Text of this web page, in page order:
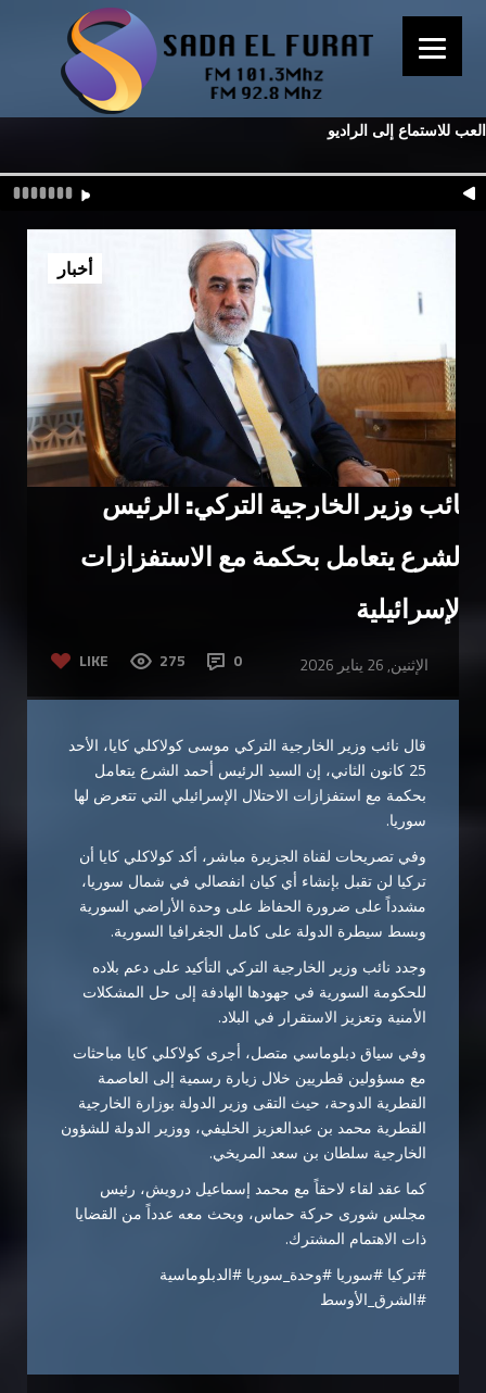
العب للاستماع إلى الراديو
نائب وزير الخارجية التركي: الرئيس
الشرع يتعامل بحكمة مع الاستفزازات
الإسرائيلية
LIKE 275 0 الإثنين, 26 يناير 2026
أخبار
قال نائب وزير الخارجية التركي موسى كولاكلي كايا، الأحد
25 كانون الثاني، إن السيد الرئيس أحمد الشرع يتعامل
بحكمة مع استفزازات الاحتلال الإسرائيلي التي تتعرض لها
سوريا.
وفي تصريحات لقناة الجزيرة مباشر، أكد كولاكلي كايا أن
تركيا لن تقبل بإنشاء أي كيان انفصالي في شمال سوريا،
مشدداً على ضرورة الحفاظ على وحدة الأراضي السورية
وبسط سيطرة الدولة على كامل الجغرافيا السورية.
وجدد نائب وزير الخارجية التركي التأكيد على دعم بلاده
للحكومة السورية في جهودها الهادفة إلى حل المشكلات
الأمنية وتعزيز الاستقرار في البلاد.
وفي سياق دبلوماسي متصل، أجرى كولاكلي كايا مباحثات
مع مسؤولين قطريين خلال زيارة رسمية إلى العاصمة
القطرية الدوحة، حيث التقى وزير الدولة بوزارة الخارجية
القطرية محمد بن عبدالعزيز الخليفي، ووزير الدولة للشؤون
الخارجية سلطان بن سعد المريخي.
كما عقد لقاء لاحقاً مع محمد إسماعيل درويش، رئيس
مجلس شورى حركة حماس، وبحث معه عدداً من القضايا
ذات الاهتمام المشترك.
#تركيا #سوريا #وحدة_سوريا #الدبلوماسية
#الشرق_الأوسط